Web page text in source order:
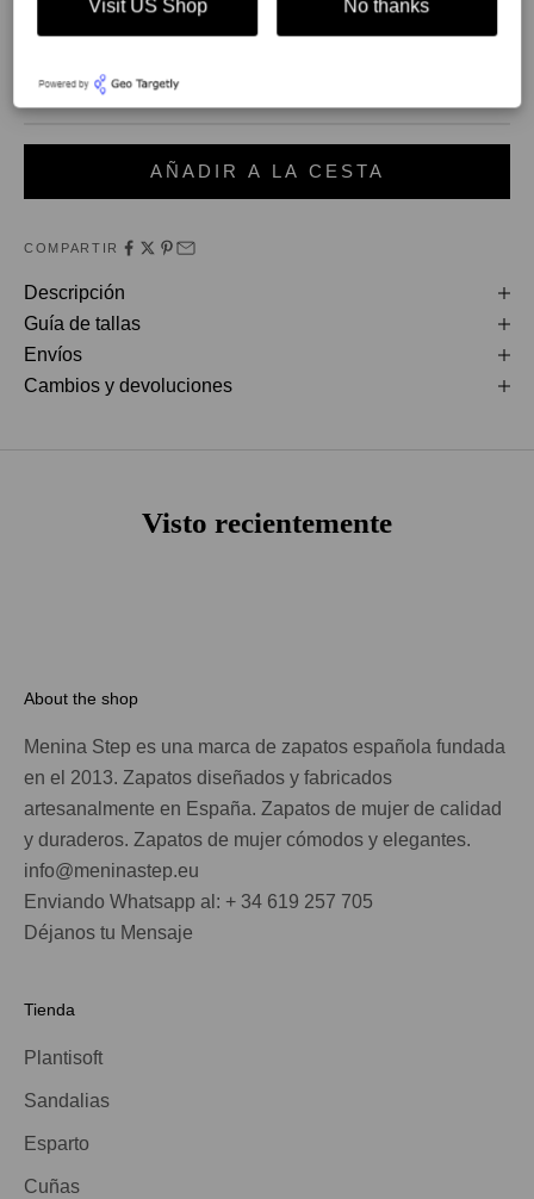
35 36 37 38 39 40 41 42
¡Último par disponible!
AÑADIR A LA CESTA
COMPARTIR
Descripción
Guía de tallas
Envíos
Cambios y devoluciones
Visto recientemente
About the shop
Menina Step es una marca de zapatos española fundada
en el 2013. Zapatos diseñados y fabricados
artesanalmente en España. Zapatos de mujer de calidad
y duraderos. Zapatos de mujer cómodos y elegantes.
info@meninastep.eu
Enviando Whatsapp al: + 34 619 257 705
Déjanos tu Mensaje
Tienda
Plantisoft
Sandalias
Esparto
Cuñas
Visit US Shop No thanks